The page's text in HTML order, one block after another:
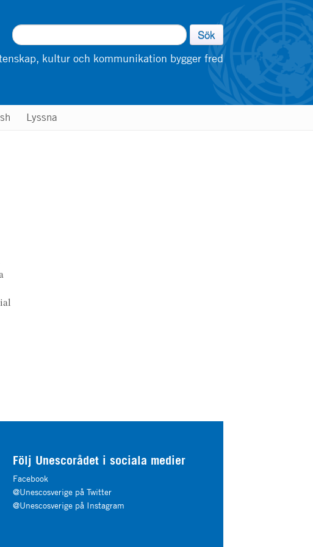
Sök
kultur och kommunikation bygger fred
Lyssna
Följ Unescorådet i sociala medier
Facebook
@Unescosverige på Twitter
@Unescosverige på Instagram